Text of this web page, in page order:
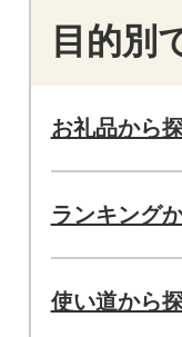
目的別
お礼品から
ランキング
使い道から